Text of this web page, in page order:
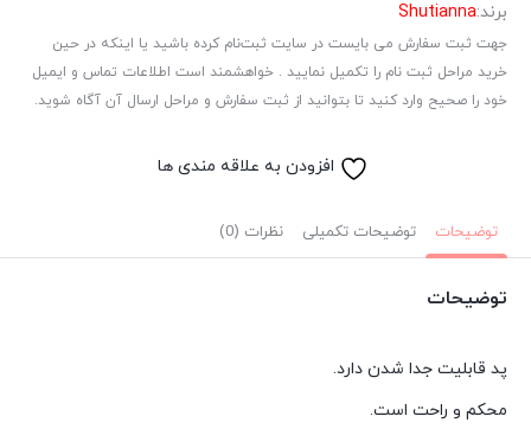
برند:Shutianna
جهت ثبت سفارش می بایست در سایت ثبت‌نام کرده باشید یا اینکه در حین
خرید مراحل ثبت نام را تکمیل نمایید . خواهشمند است اطلاعات تماس و ایمیل
خود را صحیح وارد کنید تا بتوانید از ثبت سفارش و مراحل ارسال آن آگاه شوید.
افزودن به علاقه مندی ها
توضیحات توضیحات تکمیلی نظرات (0)
توضیحات
پد قابلیت جدا شدن دارد.
محکم و راحت است.